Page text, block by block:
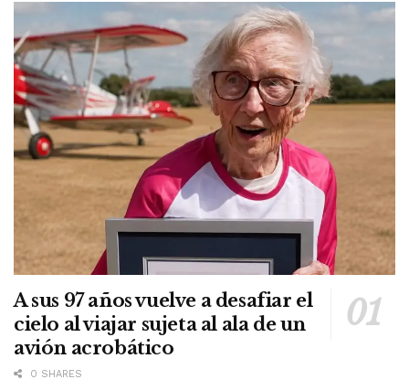
A sus 97 años vuelve a desafiar el
cielo al viajar sujeta al ala de un
avión acrobático
0 SHARES